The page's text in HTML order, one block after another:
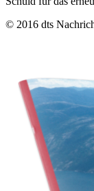
© 2016 dts